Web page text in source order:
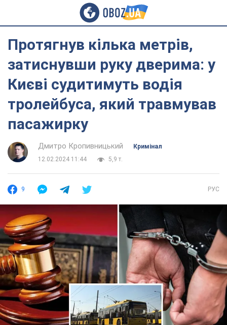
Протягнув кілька метрів,
затиснувши руку дверима: у
Києві судитимуть водія
тролейбуса, який травмував
пасажирку
Дмитро Кропивницький
Кримінал
12.02.2024 11:44
5,9 т.
9 РУС